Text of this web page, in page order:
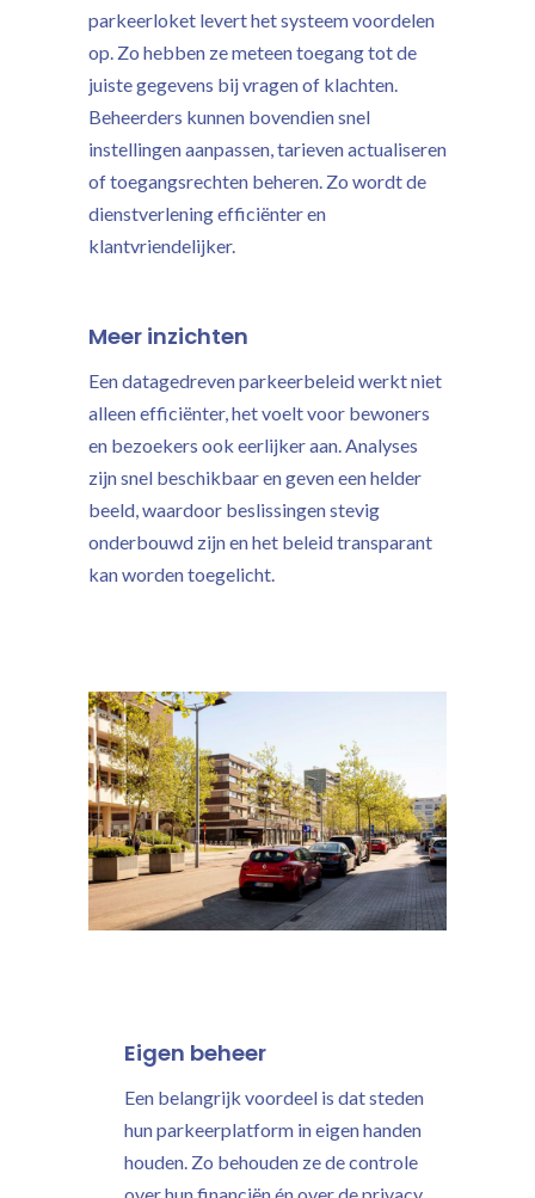
parkeerloket levert het systeem voordelen
op. Zo hebben ze meteen toegang tot de
juiste gegevens bij vragen of klachten.
Beheerders kunnen bovendien snel
instellingen aanpassen, tarieven actualiseren
of toegangsrechten beheren. Zo wordt de
dienstverlening efficiënter en
klantvriendelijker.
Meer inzichten
Een datagedreven parkeerbeleid werkt niet
alleen efficiënter, het voelt voor bewoners
en bezoekers ook eerlijker aan. Analyses
zijn snel beschikbaar en geven een helder
beeld, waardoor beslissingen stevig
onderbouwd zijn en het beleid transparant
kan worden toegelicht.
Eigen beheer
Een belangrijk voordeel is dat steden
hun parkeerplatform in eigen handen
houden. Zo behouden ze de controle
over hun financiën én over de privacy